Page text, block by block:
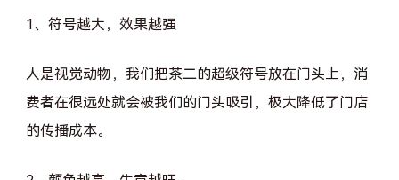
1、符号越大，效果越强
人是视觉动物，我们把茶二的超级符号放在门头上，消
费者在很远处就会被我们的门头吸引，极大降低了门店
的传播成本。